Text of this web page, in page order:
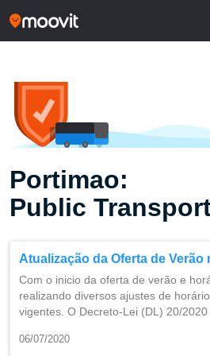
Portimao:
Public
Atualização da Oferta de
Com o inicio da oferta de verão e
realizando diversos ajustes de
vigentes. O Decreto-Lei (DL) 20/
06/07/2020